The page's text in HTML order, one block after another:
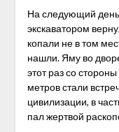
На следующий
экскаватором
копали не в том
нашли. Яму во
этот раз со
метров стали
цивилизации, в
пал жертвой